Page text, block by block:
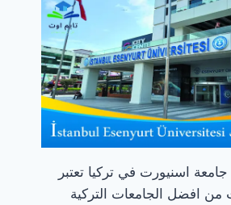
اسنيورت في تركيا تعتبر
من افضل الجامعات التركية